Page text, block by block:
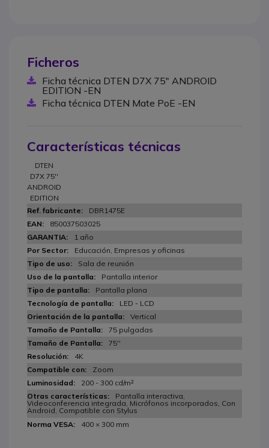
Ficheros
Ficha técnica DTEN D7X 75" ANDROID
EDITION -EN
Ficha técnica DTEN Mate PoE -EN
Características técnicas
DTEN
D7X 75''
ANDROID
EDITION
DBR1475E
850037503025
1 año
Educación, Empresas y oficinas
Sala de reunión
Pantalla interior
Pantalla plana
LED - LCD
Vertical
75 pulgadas
75''
4K
Zoom
200 - 300 cd/m²
Pantalla interactiva,
Videoconferencia integrada, Micrófonos incorporados, Con
Android, Compatible con Stylus
400 × 300 mm